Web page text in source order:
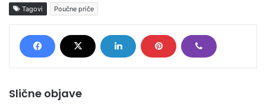
Tagovi Poučne priče
Slične objave